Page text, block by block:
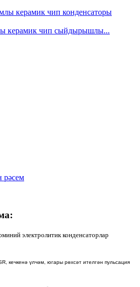
керамик чип сыйдырышлы...
электролитик конденсаторлар
кечкенә үлчәм, югары рөхсәт ителгән пульсация